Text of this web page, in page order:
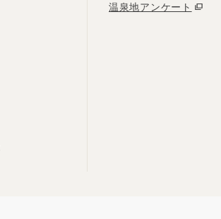
温泉地アンケート